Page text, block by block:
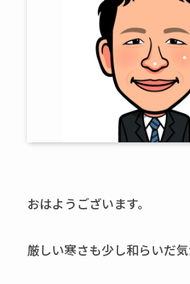
おはようございます。
厳しい寒さも少し和らいだ気